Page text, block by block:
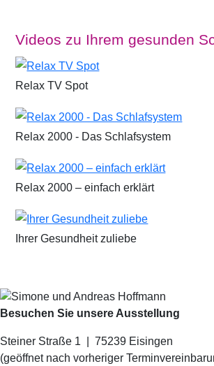
Videos zu Ihrem gesunden
Relax TV Spot
Relax 2000 - Das Schlafsystem
Relax 2000 – einfach erklärt
Ihrer Gesundheit zuliebe
Besuchen Sie unsere Ausstellung
Steiner Straße 1 | 75239 Eisingen
(geöffnet nach vorheriger